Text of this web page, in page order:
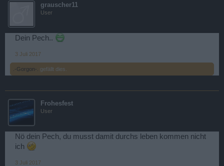
grauscher11
User
Dein Pech..
3 Juli 2017
.-Gorgon-. gefällt dies.
Frohesfest
User
Nö dein Pech, du musst damit durchs leben kommen nicht
ich
3 Juli 2017